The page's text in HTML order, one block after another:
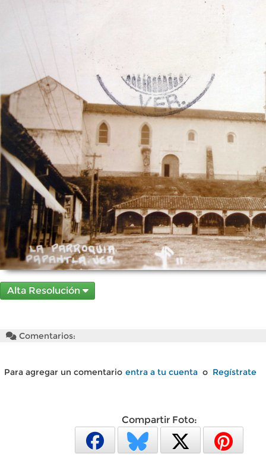
Alta Resolución
Comentarios:
Para agregar un comentario entra a tu cuenta o Regístrate
Compartir Foto: